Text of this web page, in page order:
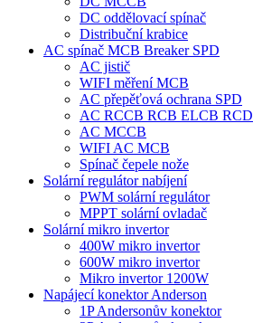
DC oddělovací spínač
Distribuční krabice
AC spínač MCB Breaker SPD
AC jistič
WIFI měření MCB
AC přepěťová ochrana SPD
AC RCCB RCB ELCB RCD
AC MCCB
WIFI AC MCB
Spínač čepele nože
Solární regulátor nabíjení
PWM solární regulátor
MPPT solární ovladač
Solární mikro invertor
400W mikro invertor
600W mikro invertor
Mikro invertor 1200W
Napájecí konektor Anderson
1P Andersonův konektor